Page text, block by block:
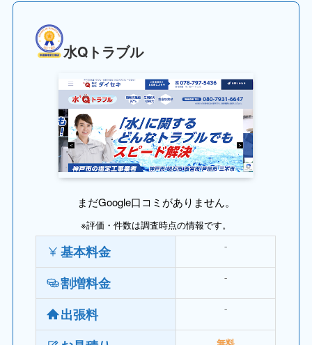
水Qトラブル
まだGoogle口コミがありません。
※評価・件数は調査時点の情報です。
基本料金 ⁻
割増料金 ⁻
出張料 ⁻